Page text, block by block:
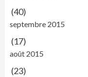
(40)
septembre 2015
(17)
août 2015
(23)